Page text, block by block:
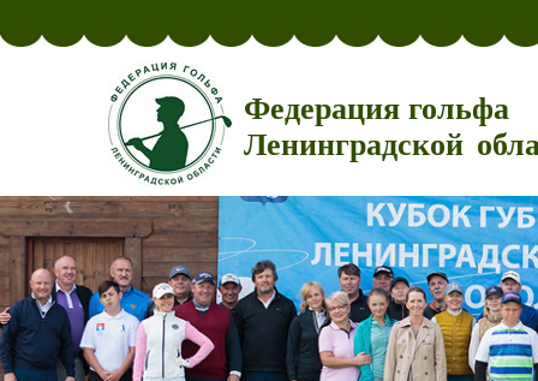
Федерация гольфа
Ленинградской